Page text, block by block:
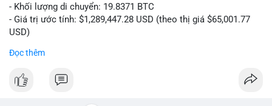
- Khối lượng di chuyển: 19.8371 BTC
- Giá trị ước tính: $1,289,447.28 USD (theo thị giá $65,001.77
USD)
Giao dịch gần 1.3 triệu USD được thực hiện trong khung giờ
Đọc thêm